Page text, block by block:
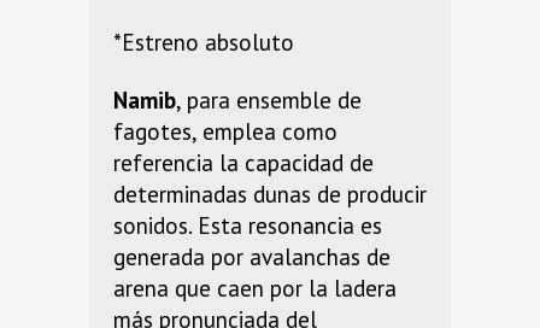
*Estreno absoluto
Namib, para ensemble de
fagotes, emplea como
referencia la capacidad de
determinadas dunas de producir
sonidos. Esta resonancia es
generada por avalanchas de
arena que caen por la ladera
más pronunciada del